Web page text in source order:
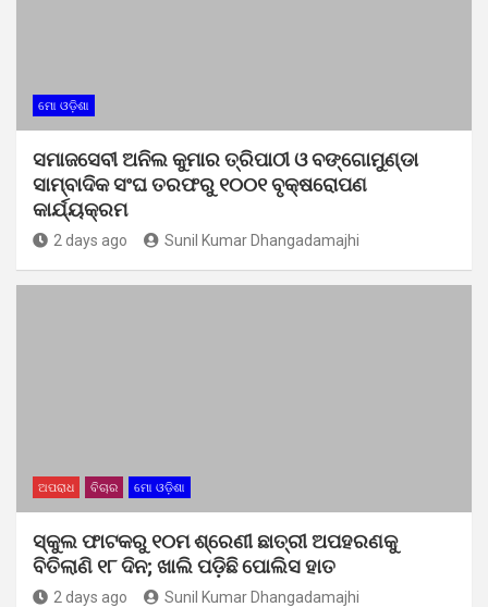
ମୋ ଓଡ଼ିଶା
ସମାଜସେବୀ ଅନିଲ କୁମାର ତ୍ରିପାଠୀ ଓ ବଙ୍ଗୋମୁଣ୍ଡା
ସାମ୍ବାଦିକ ସଂଘ ତରଫରୁ ୧୦୦୧ ବୃକ୍ଷରୋପଣ
କାର୍ଯ୍ୟକ୍ରମ
2 days ago Sunil Kumar Dhangadamajhi
ଅପରାଧ ବିଚାର ମୋ ଓଡ଼ିଶା
ସ୍କୁଲ ଫାଟକରୁ ୧୦ମ ଶ୍ରେଣୀ ଛାତ୍ରୀ ଅପହରଣକୁ
ବିତିଲାଣି ୧୮ ଦିନ; ଖାଲି ପଡ଼ିଛି ପୋଲିସ ହାତ
2 days ago Sunil Kumar Dhangadamajhi